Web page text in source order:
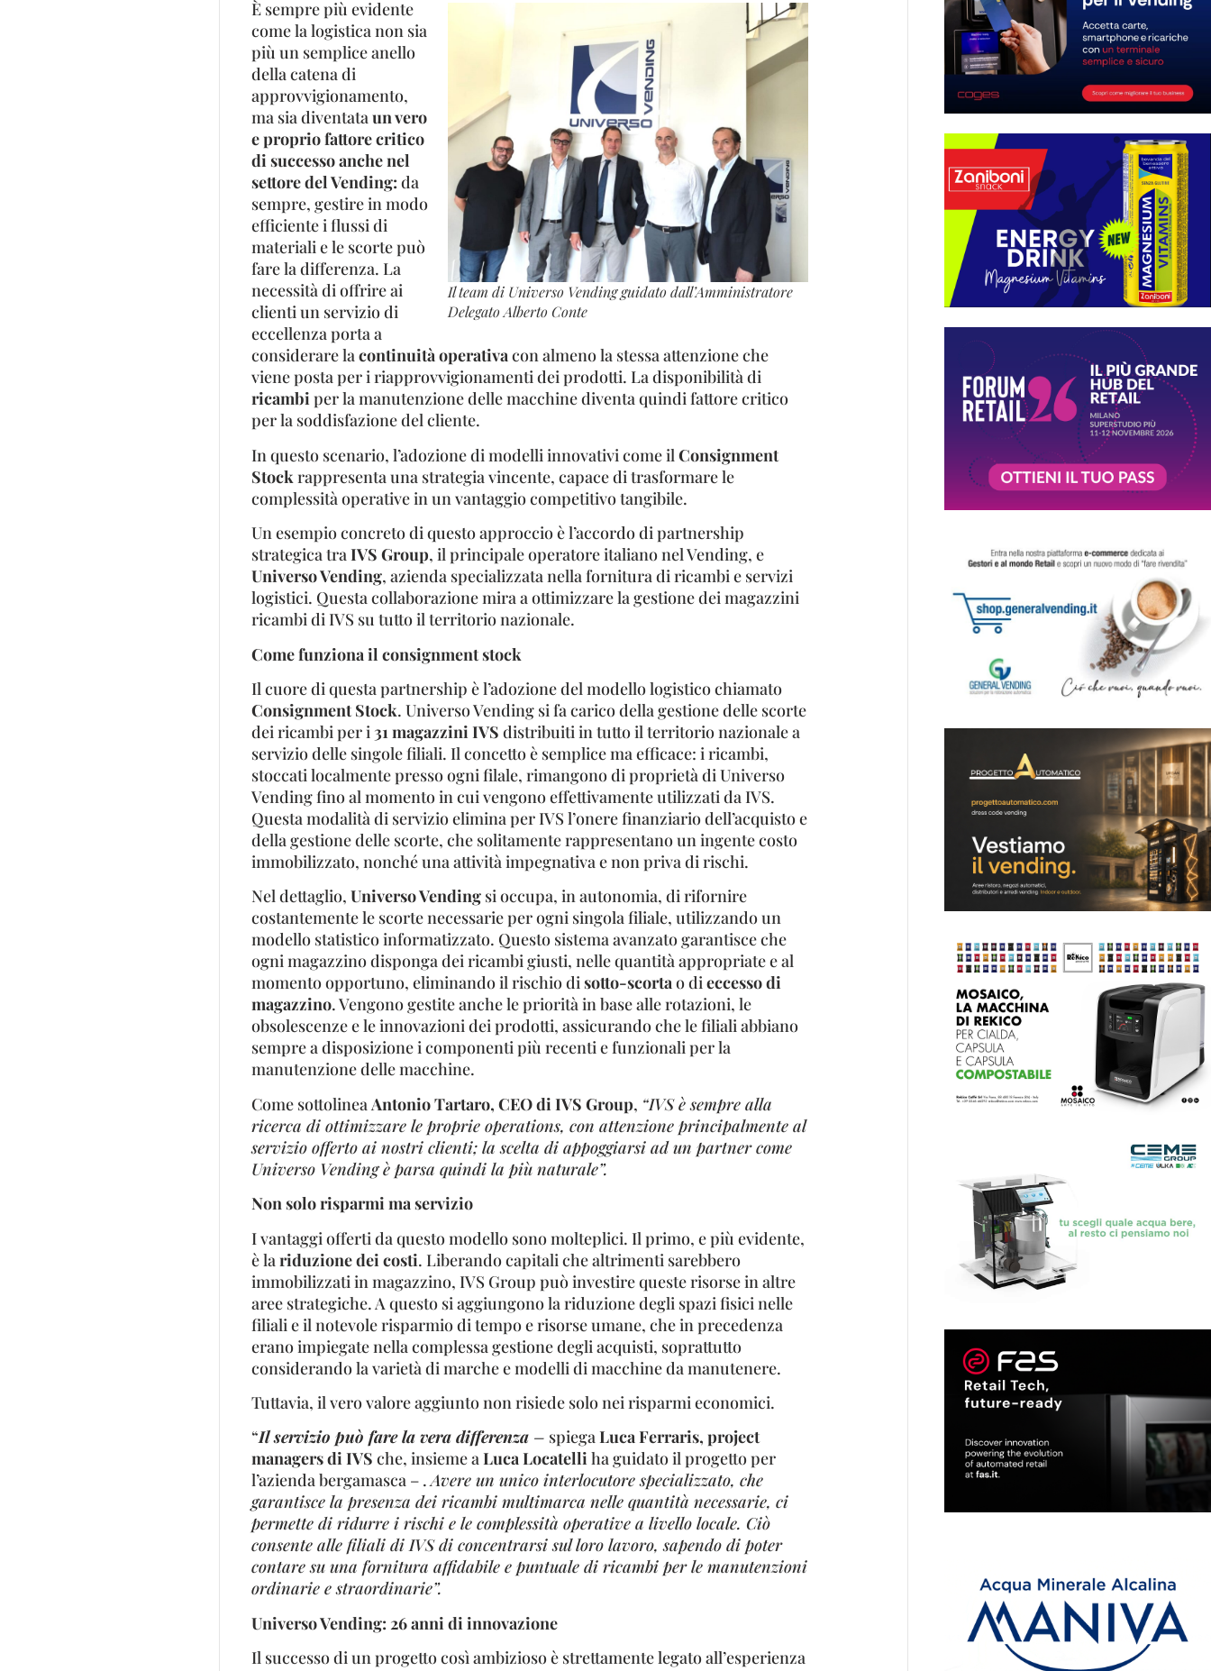
Il team di Universo Vending guidato dall’Amministratore
Delegato Alberto Conte
È sempre più evidente
come la logistica non sia
più un semplice anello
della catena di
approvvigionamento,
ma sia diventataun vero
e proprio fattore critico
di successo anche nel
settore del Vending: da
sempre, gestire in modo
efficiente i flussi di
materiali e le scorte può
fare la differenza. La
necessità di offrire ai
clienti un servizio di
eccellenza porta a
considerare lacontinuità operativacon almeno la stessa attenzione che
viene posta per i riapprovvigionamenti dei prodotti. La disponibilità di
ricambiper la manutenzione delle macchine diventa quindi fattore critico
per la soddisfazione del cliente.
In questo scenario, l’adozione di modelli innovativi come il Consignment
Stock rappresenta una strategia vincente, capace di trasformare le
complessità operative in un vantaggio competitivo tangibile.
Un esempio concreto di questo approccio è l’accordo di partnership
strategica traIVS Group, il principale operatore italiano nel Vending, e
Universo Vending, azienda specializzata nella fornitura di ricambi e servizi
logistici. Questa collaborazione mira a ottimizzare la gestione dei magazzini
ricambi di IVS su tutto il territorio nazionale.
Come funziona il consignment stock
Il cuore di questa partnership è l’adozione del modello logistico chiamato
Consignment Stock. Universo Vending si fa carico della gestione delle scorte
dei ricambi per i 31 magazzini IVS distribuiti in tutto il territorio nazionale a
servizio delle singole filiali. Il concetto è semplice ma efficace: i ricambi,
stoccati localmente presso ogni filale, rimangono di proprietà di Universo
Vending fino al momento in cui vengono effettivamente utilizzati da IVS.
Questa modalità di servizio elimina per IVS l’onere finanziario dell’acquisto e
della gestione delle scorte, che solitamente rappresentano un ingente costo
immobilizzato, nonché una attività impegnativa e non priva di rischi.
Nel dettaglio, Universo Vendingsi occupa, in autonomia, di rifornire
costantemente le scorte necessarie per ogni singola filiale, utilizzando un
modello statistico informatizzato. Questo sistema avanzato garantisce che
ogni magazzino disponga dei ricambi giusti, nelle quantità appropriate e al
momento opportuno, eliminando il rischio disotto-scortao dieccesso di
magazzino. Vengono gestite anche le priorità in base alle rotazioni, le
obsolescenze e le innovazioni dei prodotti, assicurando che le filiali abbiano
sempre a disposizione i componenti più recenti e funzionali per la
manutenzione delle macchine.
Come sottolinea Antonio Tartaro, CEO di IVS Group, “IVS è sempre alla
ricerca di ottimizzare le proprie operations, con attenzione principalmente al
servizio offerto ai nostri clienti; la scelta di appoggiarsi ad un partner come
Universo Vending è parsa quindi la più naturale”.
Non solo risparmi ma servizio
I vantaggi offerti da questo modello sono molteplici. Il primo, e più evidente,
è la riduzione dei costi. Liberando capitali che altrimenti sarebbero
immobilizzati in magazzino, IVS Group può investire queste risorse in altre
aree strategiche. A questo si aggiungono la riduzione degli spazi fisici nelle
filiali e il notevole risparmio di tempo e risorse umane, che in precedenza
erano impiegate nella complessa gestione degli acquisti, soprattutto
considerando la varietà di marche e modelli di macchine da manutenere.
Tuttavia, il vero valore aggiunto non risiede solo nei risparmi economici.
“Il servizio può fare la vera differenza– spiegaLuca Ferraris, project
managers di IVS che, insieme aLuca Locatelliha guidato il progetto per
l’azienda bergamasca – .Avere un unico interlocutore specializzato, che
garantisce la presenza dei ricambi multimarca nelle quantità necessarie, ci
permette di ridurre i rischi e le complessità operative a livello locale. Ciò
consente alle filiali di IVS di concentrarsi sul loro lavoro, sapendo di poter
contare su una fornitura affidabile e puntuale di ricambi per le manutenzioni
ordinarie e straordinarie”.
Universo Vending: 26 anni di innovazione
Il successo di un progetto così ambizioso è strettamente legato all’esperienza